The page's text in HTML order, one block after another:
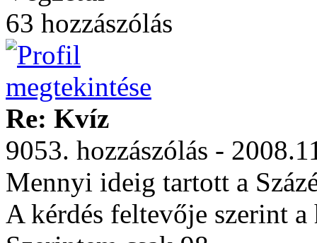
63 hozzászólás
Re: Kvíz
9053. hozzászólás -
Mennyi ideig tartott a
A kérdés feltevője szerint a